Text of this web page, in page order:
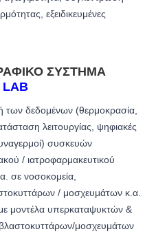
εξειδικευμένες
ΣΎΣΤΗΜΑ
LAB
των δεδομένων (θερμοκρασία,
λειτουργίας, ψηφιακές
συσκευών
/ ιατροφαρμακευτικού
σε νοσοκομεία,
/ μοσχευμάτων κ.α.
μοντέλα υπερκαταψυκτών &
μοσχευμάτων